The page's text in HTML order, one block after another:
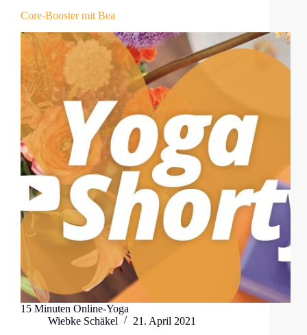
Core-Booster mit Bea
15 Minuten Online-Yoga
Wiebke Schäkel
21. April 2021